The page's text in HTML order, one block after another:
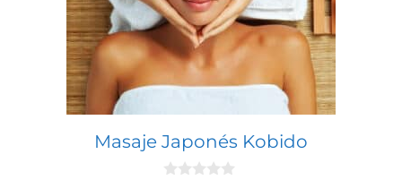
Masaje Japonés Kobido